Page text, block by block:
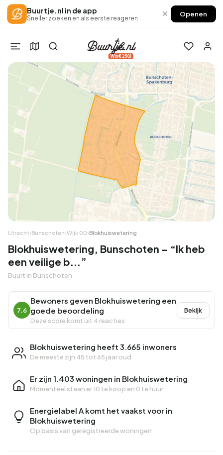
Buurtje.nl in de app
Sneller zoeken en als eerste reageren × Openen
Win €250!
Utrecht›Bunschoten›Wijk 00›Blokhuiswetering
Blokhuiswetering, Bunschoten – “Ik heb
een veilige b...”
Buurt in Bunschoten
7.6
Bewoners geven Blokhuiswetering een
goede beoordeling
Deze score komt uit 4 reacties
Bekijk
Blokhuiswetering heeft 3.665 inwoners
De meeste zijn 45 tot 65 jaar oud
Er zijn 1.403 woningen in Blokhuiswetering
Momenteel staan er10 te koop en 0 te huur
Energielabel A komt het vaakst voor in
Blokhuiswetering
Op basis van geregistreerde woningen